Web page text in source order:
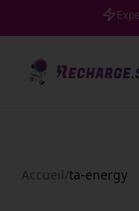
Accueil/ta-energy